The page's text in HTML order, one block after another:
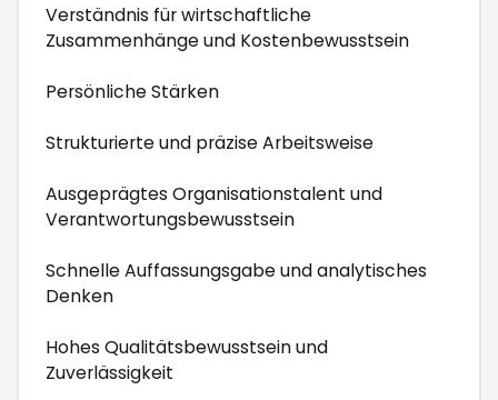
Verständnis für wirtschaftliche
Zusammenhänge und Kostenbewusstsein
Persönliche Stärken
Strukturierte und präzise Arbeitsweise
Ausgeprägtes Organisationstalent und
Verantwortungsbewusstsein
Schnelle Auffassungsgabe und analytisches
Denken
Hohes Qualitätsbewusstsein und
Zuverlässigkeit